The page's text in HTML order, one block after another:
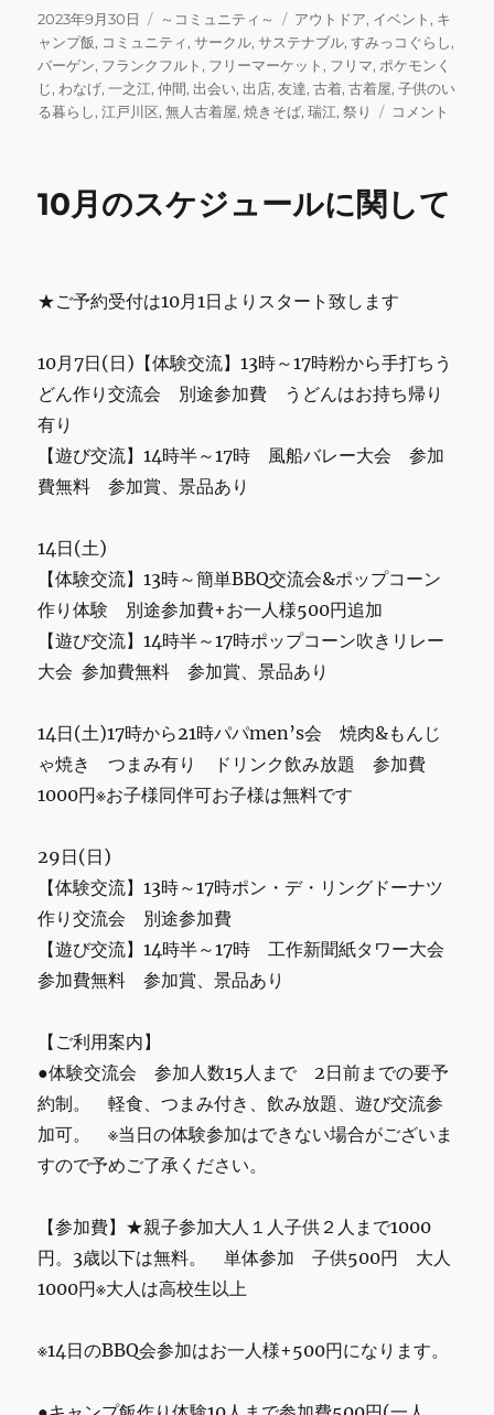
c
e
b
o
k
it
te
r
ai
l
e m
bl
r
ai
l
投
稿
日:
2023年9月30日
カ
テ
ゴ
リ
ー
～コミュニティ～
タ
グ
アウトドア, イベント , キ
ャンプ飯, コミュニティ,サークル,サステナブル,すみっコぐらし,
バーゲン, フランクフルト , フリーマーケット , フリマ, ポケモンく
じ, わなげ,一之江,仲間, 出会い, 出店,友達,古着,古着屋,子供のい
る暮らし,江戸川区,無人古着屋,焼きそば,瑞江,祭り
10
リ
ン
開
催
コメント
10月のスケジュールに関して
★ご予約受付は10月1日よりスタート致します
10月7日(日)【体験交流】13時～17時粉から手打ちう
どん作り交流会 別途参加費 うどんはお持ち帰り
有り
【遊び交流】14時半～17時 風船バレー大会 参加
費無料 参加賞、景品あり
14日(土)
【体験交流】13時～簡単BBQ交流会&ポップコーン
作り体験 別途参加費+お一人様500円追加
【遊び交流】14時半～17時ポップコーン吹きリレー
大会 参加費無料 参加賞、景品あり
14日(土)17時から21時パパmen’s会 焼肉&もんじ
ゃ焼き つまみ有り ドリンク飲み放題 参加費
1000円※お子様同伴可お子様は無料です
29日(日)
【体験交流】13時～17時ポン・デ・リングドーナツ
作り交流会 別途参加費
【遊び交流】14時半～17時 工作新聞紙タワー大会
参加費無料 参加賞、景品あり
【ご利用案内】
●体験交流会 参加人数15人まで 2日前までの要予
約制。 軽食、つまみ付き、飲み放題、遊び交流参
加可。 ※当日の体験参加はできない場合がございま
すので予めご了承ください。
【参加費】★親子参加大人１人子供２人まで1000
円。3歳以下は無料。 単体参加 子供500円 大人
1000円※大人は高校生以上
※14日のBBQ会参加はお一人様+500円になります。